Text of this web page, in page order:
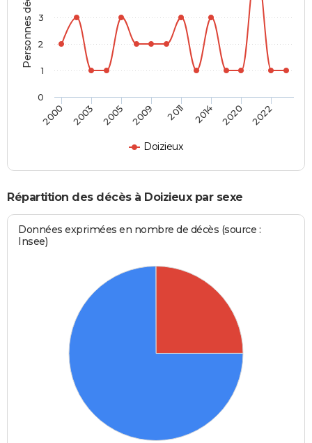
Doizieux
2000 2003 2005 2009 2011 2014 2020 2022
0
1
2
3
Répartition des décès à Doizieux par sexe
Données exprimées en nombre de décès (source :
Insee)